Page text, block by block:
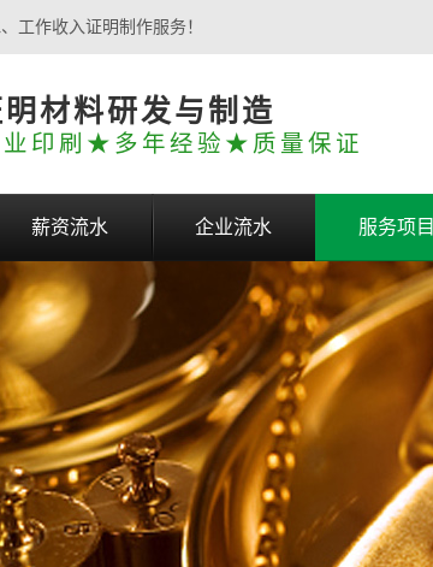
工作收入证明制作服务！
材料研发与制造
印刷★多年经验★质量保证
薪资流水 企业流水 服务项目